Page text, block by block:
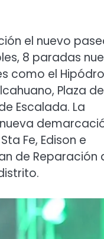
el nuevo
8 paradas
como el
Plaza de
Escalada. La
Fe, Edison e
de Reparación